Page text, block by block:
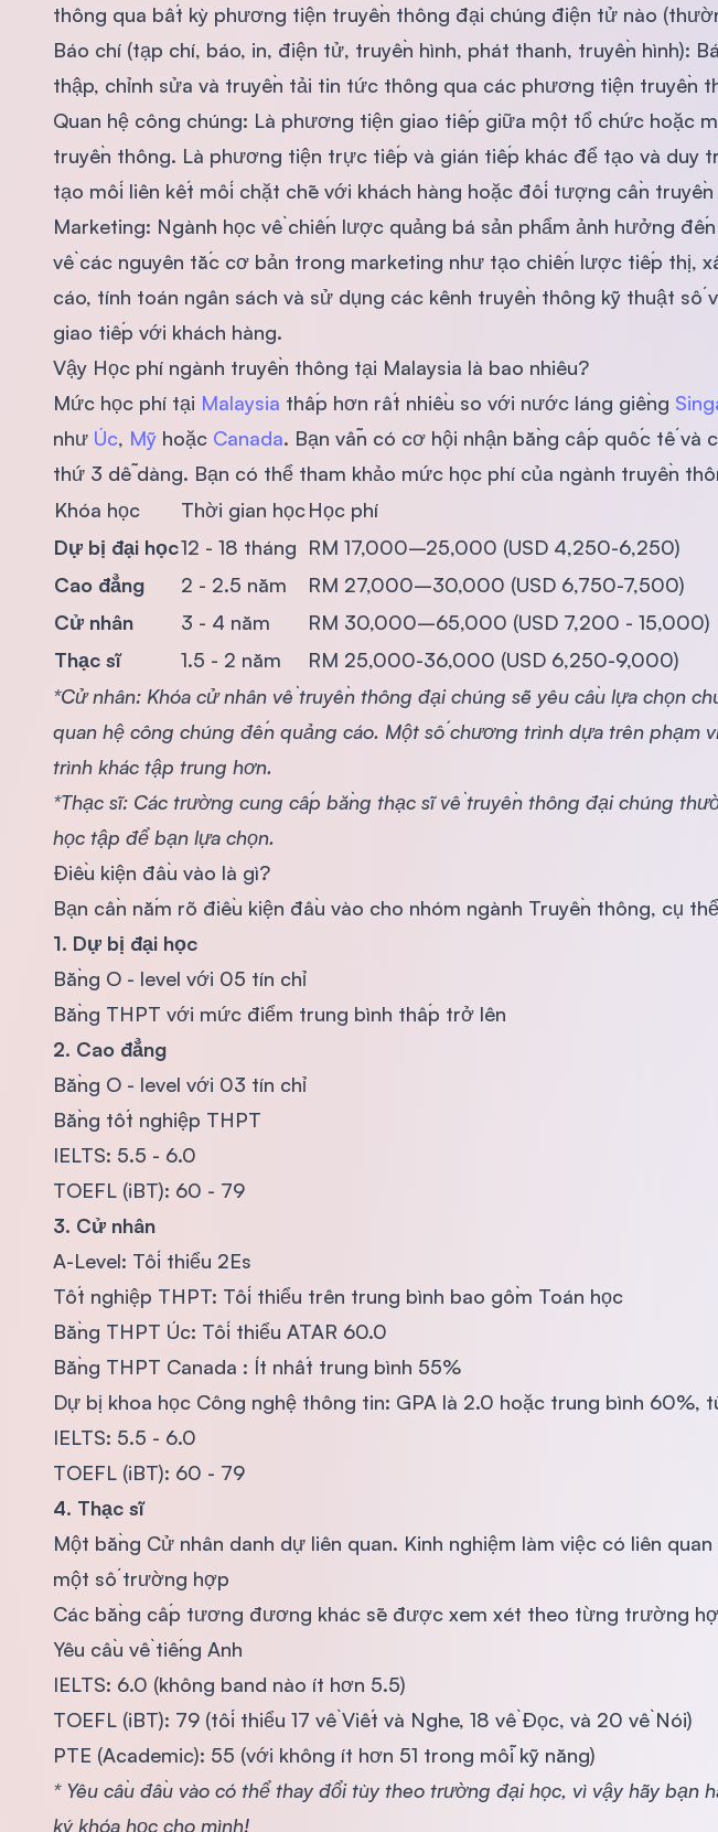
thông qua bất kỳ phương tiện truyền thông đại chúng điện tử nào
Báo chí (tạp chí, báo, in, điện tử, truyền hình, phát thanh, truyền hình):
thập, chỉnh sửa và truyền tải tin tức thông qua các phương tiện truyền
Quan hệ công chúng: Là phương tiện giao tiếp giữa một tổ chức hoặc
truyền thông. Là phương tiện trực tiếp và gián tiếp khác để tạo và duy
tạo mối liên kết mối chặt chẽ với khách hàng hoặc đối tượng cần
Marketing: Ngành học về chiến lược quảng bá sản phẩm ảnh hưởng
về các nguyên tắc cơ bản trong marketing như tạo chiến lược tiếp thị,
cáo, tính toán ngân sách và sử dụng các kênh truyền thông kỹ thuật số
giao tiếp với khách hàng.
Vậy Học phí ngành truyền thông tại Malaysia là bao nhiêu?
Mức học phí tại Malaysia thấp hơn rất nhiều so với nước láng giềng
như Úc, Mỹ hoặc Canada. Bạn vẫn có cơ hội nhận bằng cấp quốc tế và
thứ 3 dễ dàng. Bạn có thể tham khảo mức học phí của ngành truyền
Khóa học
Thời gian họcHọc phí
Dự bị đại học12 - 18 tháng RM 17,000–25,000 (USD 4,250-6,250)
Cao đẳng
2 - 2.5 năm
RM 27,000–30,000 (USD 6,750-7,500)
Cử nhân
3 - 4 năm
RM 30,000–65,000 (USD 7,200 - 15,000)
Thạc sĩ
1.5 - 2 năm
RM 25,000-36,000 (USD 6,250-9,000)
*Cử nhân: Khóa cử nhân về truyền thông đại chúng sẽ yêu cầu lựa chọn
quan hệ công chúng đến quảng cáo. Một số chương trình dựa trên phạm
trình khác tập trung hơn.
*Thạc sĩ: Các trường cung cấp bằng thạc sĩ về truyền thông đại chúng
học tập để bạn lựa chọn.
Điều kiện đầu vào là gì?
Bạn cần nắm rõ điều kiện đầu vào cho nhóm ngành Truyền thông, cụ
1. Dự bị đại học
Bằng O - level với 05 tín chỉ
Bằng THPT với mức điểm trung bình thấp trở lên
2. Cao đẳng
Bằng O - level với 03 tín chỉ
Bằng tốt nghiệp THPT
IELTS: 5.5 - 6.0
TOEFL (iBT): 60 - 79
3. Cử nhân
A-Level: Tối thiểu 2Es
Tốt nghiệp THPT: Tối thiểu trên trung bình bao gồm Toán học
Bằng THPT Úc: Tối thiểu ATAR 60.0
Bằng THPT Canada : Ít nhất trung bình 55%
Dự bị khoa học Công nghệ thông tin: GPA là 2.0 hoặc trung bình 60%,
IELTS: 5.5 - 6.0
TOEFL (iBT): 60 - 79
4. Thạc sĩ
Một bằng Cử nhân danh dự liên quan. Kinh nghiệm làm việc có liên
một số trường hợp
Các bằng cấp tương đương khác sẽ được xem xét theo từng trường
Yêu cầu về tiếng Anh
IELTS: 6.0 (không band nào ít hơn 5.5)
TOEFL (iBT): 79 (tối thiểu 17 về Viết và Nghe, 18 về Đọc, và 20 về Nói)
PTE (Academic): 55 (với không ít hơn 51 trong mỗi kỹ năng)
* Yêu cầu đầu vào có thể thay đổi tùy theo trường đại học, vì vậy hãy bạn
ký khóa học cho mình!